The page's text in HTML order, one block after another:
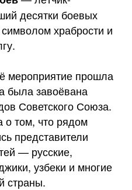
десятки боевых
храбрости и
мероприятие прошла
была завоёвана
Советского Союза.
о том, что рядом
представители
— русские,
узбеки и многие
страны.